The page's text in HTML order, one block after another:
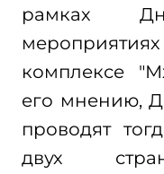
рамках
комплексе
его мнению,
проводят
двух